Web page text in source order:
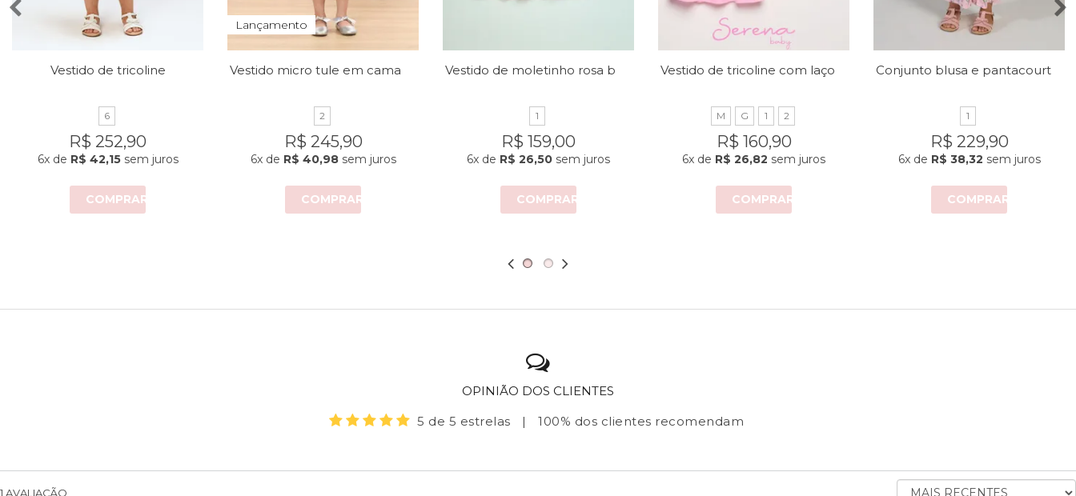
Vestido de tricoline
6
R$ 252,90
6xde R$ 42,15sem juros
COMPRAR
Lançamento
2
R$ 245,90
6xde R$ 40,98sem juros
COMPRAR
1
R$ 159,00
6x de R$ 26,50 sem juros
COMPRAR
M G 1 2
R$ 160,90
6x de R$ 26,82 sem juros
COMPRAR
1
R$ 229,90
6xde R$ 38,32 sem juros
COMPRAR
OPINIÃO DOS CLIENTES
5 de 5 estrelas
| 100% dos clientes recomendam
1 AVALIAÇÃO
ORDENAR